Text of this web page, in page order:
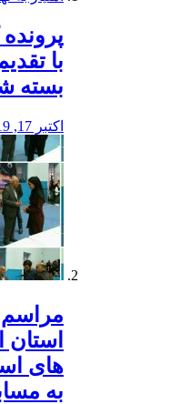
با
بسته
اکتبر 17, 2019
مراسم
استان
های
به